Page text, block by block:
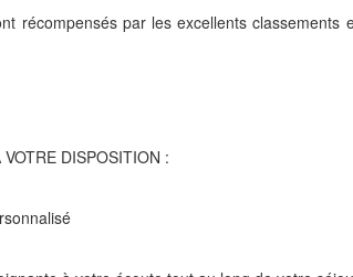
récompensés par les excellents classements
DISPOSITION :